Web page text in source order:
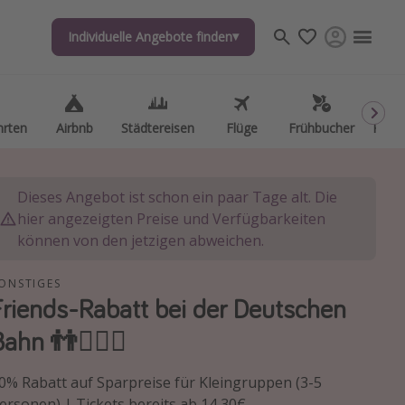
Individuelle Angebote finden
Airbnb Städtereisen Flüge Frühbucher
Individuelle Angebote finden
Airbnb Städtereisen Flüge Frühbucher
Dieses Angebot ist schon ein paar Tage alt. Die
hier angezeigten Preise und Verfügbarkeiten
können von den jetzigen abweichen.
Rabatt bei der Deutschen
👬🙋🏻‍♀️
Rabatt auf Sparpreise für Kleingruppen (3-5